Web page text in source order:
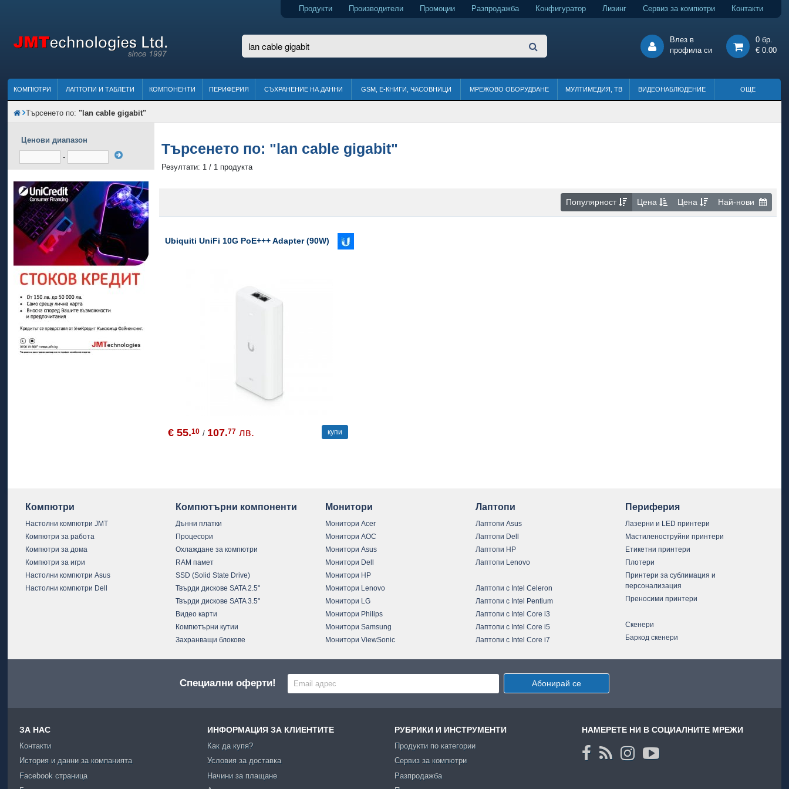
Продукти Производители Промоции Разпродажба Конфигуратор Лизинг Сервиз за компютри Контакти
Влез в
профила си
0 бр.
€ 0.00
КОМПЮТРИ ЛАПТОПИ И ТАБЛЕТИ КОМПОНЕНТИ ПЕРИФЕРИЯ СЪХРАНЕНИЕ НА ДАННИ GSM, Е-КНИГИ, ЧАСОВНИЦИ МРЕЖОВО ОБОРУДВАНЕ МУЛТИМЕДИЯ, ТВ ВИДЕОНАБЛЮДЕНИЕ ОЩЕ
Търсенето по: "lan cable gigabit"
Ценови диапазон
-
Търсенето по: "lan cable gigabit"
Резултати: 1 / 1 продукта
Популярност Цена Цена Най-нови
Ubiquiti UniFi 10G PoE+++ Adapter (90W)
€ 55.10 / 107.77 лв. купи
Компютри
Настолни компютри JMT
Компютри за работа
Компютри за дома
Компютри за игри
Настолни компютри Asus
Настолни компютри Dell
Компютърни компоненти
Дънни платки
Процесори
Охлаждане за компютри
RAM памет
SSD (Solid State Drive)
Твърди дискове SATA 2.5"
Твърди дискове SATA 3.5"
Видео карти
Компютърни кутии
Захранващи блокове
Монитори
Монитори Acer
Монитори AOC
Монитори Asus
Монитори Dell
Монитори HP
Монитори Lenovo
Монитори LG
Монитори Philips
Монитори Samsung
Монитори ViewSonic
Лаптопи
Лаптопи Asus
Лаптопи Dell
Лаптопи HP
Лаптопи Lenovo
Лаптопи с Intel Celeron
Лаптопи с Intel Pentium
Лаптопи с Intel Core i3
Лаптопи с Intel Core i5
Лаптопи с Intel Core i7
Периферия
Лазерни и LED принтери
Мастиленоструйни принтери
Етикетни принтери
Плотери
Принтери за сублимация и
персонализация
Преносими принтери
Скенери
Баркод скенери
Специални оферти! Абонирай се
ЗА НАС
Контакти
История и данни за компанията
Facebook страница
ИНФОРМАЦИЯ ЗА КЛИЕНТИТЕ
Как да купя?
Условия за доставка
Начини за плащане
РУБРИКИ И ИНСТРУМЕНТИ
Продукти по категории
Сервиз за компютри
Разпродажба
НАМЕРЕТЕ НИ В СОЦИАЛНИТЕ МРЕЖИ